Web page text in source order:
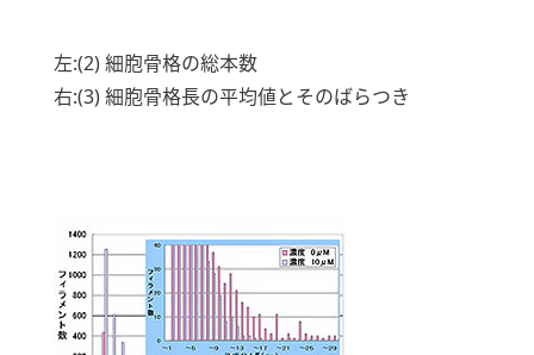
左:(2) 細胞骨格の総本数
右:(3) 細胞骨格長の平均値とそのばらつき